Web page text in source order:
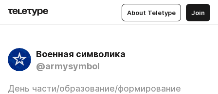
About Teletype Join
Военная символика
@armysymbol
День части/образование/формирование